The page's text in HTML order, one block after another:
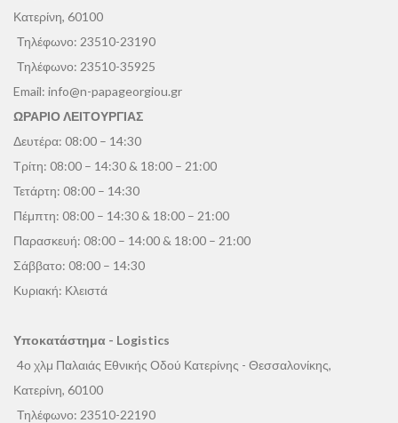
Κατερίνη, 60100
Τηλέφωνο: 23510-23190
Τηλέφωνο: 23510-35925
Email: info@n-papageorgiou.gr
ΩΡΑΡΙΟ ΛΕΙΤΟΥΡΓΙΑΣ
Δευτέρα: 08:00 – 14:30
Τρίτη: 08:00 – 14:30 & 18:00 – 21:00
Τετάρτη: 08:00 – 14:30
Πέμπτη: 08:00 – 14:30 & 18:00 – 21:00
Παρασκευή: 08:00 – 14:00 & 18:00 – 21:00
Σάββατο: 08:00 – 14:30
Κυριακή: Κλειστά
Υποκατάστημα - Logistics
4ο χλμ Παλαιάς Εθνικής Οδού Κατερίνης - Θεσσαλονίκης,
Κατερίνη, 60100
Τηλέφωνο: 23510-22190